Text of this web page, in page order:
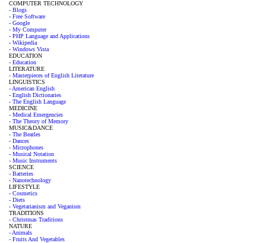
COMPUTER TECHNOLOGY
- Blogs
- Free Software
- Google
- My Computer
- PHP Language and Applications
- Wikipedia
- Windows Vista
EDUCATION
- Education
LITERATURE
- Masterpieces of English Literature
LINGUISTICS
- American English
- English Dictionaries
- The English Language
MEDICINE
- Medical Emergencies
- The Theory of Memory
MUSIC&DANCE
- The Beatles
- Dances
- Microphones
- Musical Notation
- Music Instruments
SCIENCE
- Batteries
- Nanotechnology
LIFESTYLE
- Cosmetics
- Diets
- Vegetarianism and Veganism
TRADITIONS
- Christmas Traditions
NATURE
- Animals
- Fruits And Vegetables